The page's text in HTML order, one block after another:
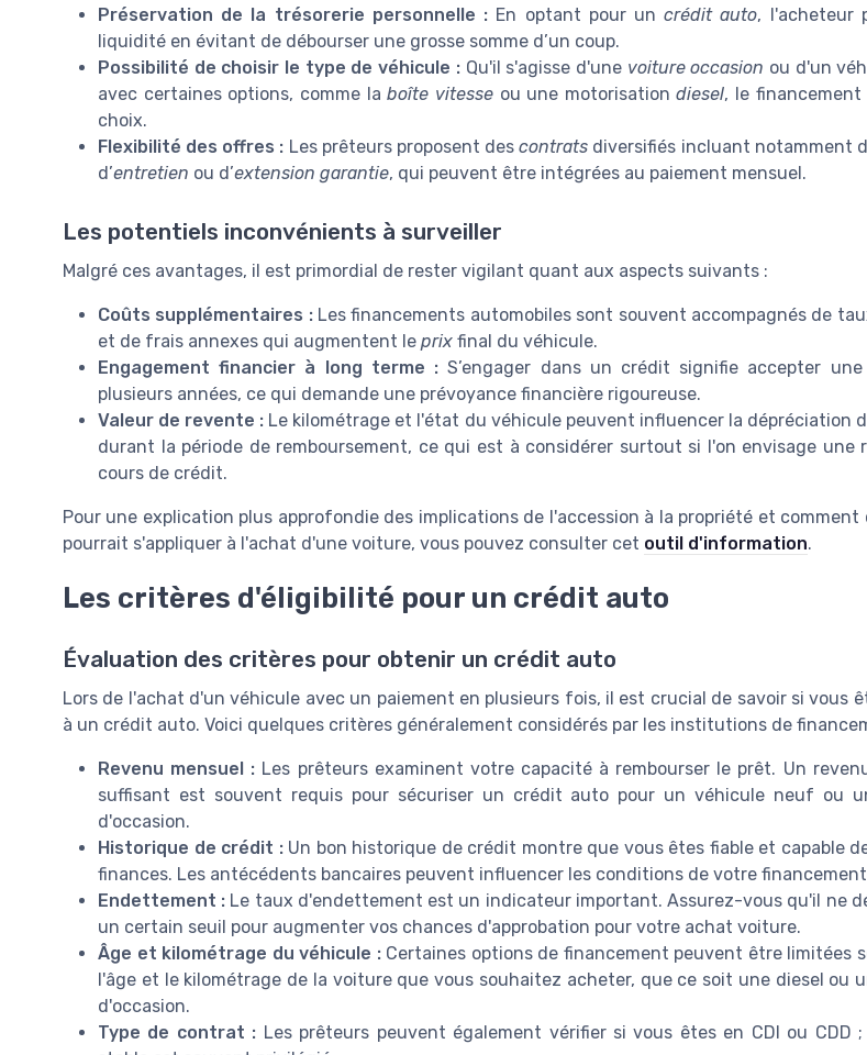
Préservation de la trésorerie personnelle : En optant pour uncrédit auto, l'acheteur
liquidité en évitant de débourser une grosse somme d’un coup.
Possibilité de choisir le type de véhicule :Qu'il s'agisse d'une voiture occasion ou d'un
avec certaines options, comme laboîte vitesseou une motorisationdiesel, le
choix.
Flexibilité des offres : Les prêteurs proposent descontrats diversifiés incluant notamment
d’entretien ou d’extension garantie, qui peuvent être intégrées au paiement mensuel.
Les potentiels inconvénients à surveiller
Malgré ces avantages, il est primordial de rester vigilant quant aux aspects suivants :
Coûts supplémentaires :Les financements automobiles sont souvent accompagnés de
et de frais annexes qui augmentent le prix final du véhicule.
Engagement financier à long terme : S’engager dans un crédit signifie accepter
plusieurs années, ce qui demande une prévoyance financière rigoureuse.
Valeur de revente : Le kilométrage et l'état du véhicule peuvent influencer la dépréciation
durant la période de remboursement, ce qui est à considérer surtout si l'on envisage une
cours de crédit.
Pour une explication plus approfondie des implications de l'accession à la propriété et comment
pourrait s'appliquer à l'achat d'une voiture, vous pouvez consulter cet outil d'information.
Les critères d'éligibilité pour un crédit auto
Évaluation des critères pour obtenir un crédit auto
Lors de l'achat d'un véhicule avec un paiement en plusieurs fois, il est crucial de savoir si vous
à un crédit auto. Voici quelques critères généralement considérés par les institutions de
Revenu mensuel : Les prêteurs examinent votre capacité à rembourser le prêt. Un
suffisant est souvent requis pour sécuriser un crédit auto pour un véhicule neuf ou
d'occasion.
Historique de crédit :Un bon historique de crédit montre que vous êtes fiable et capable
finances. Les antécédents bancaires peuvent influencer les conditions de votre
Endettement : Le taux d'endettement est un indicateur important. Assurez-vous qu'il ne
un certain seuil pour augmenter vos chances d'approbation pour votre achat voiture.
Âge et kilométrage du véhicule :Certaines options de financement peuvent être limitées
l'âge et le kilométrage de la voiture que vous souhaitez acheter, que ce soit une diesel ou
d'occasion.
Type de contrat : Les prêteurs peuvent également vérifier si vous êtes en CDI ou CDD